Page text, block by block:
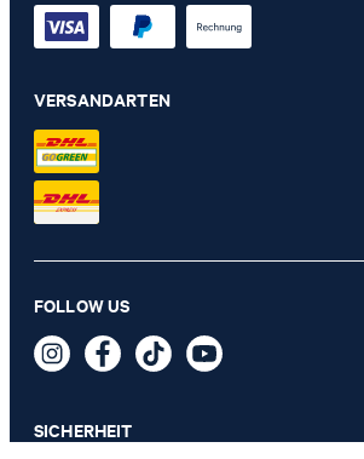
JOOP! FLORA Wohndecke 150x200 cm, natur
109,00 €
inkl. MwSt
VERSANDARTEN
FOLLOW US
SICHERHEIT